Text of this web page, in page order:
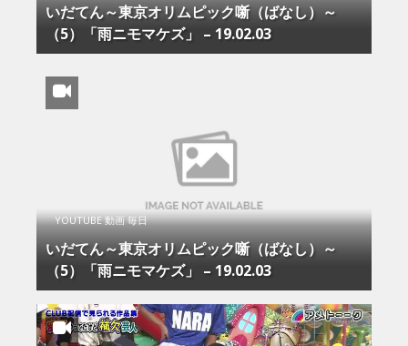
いだてん～東京オリムピック噺（ばなし）～
（5）「雨ニモマケズ」 – 19.02.03
YOUTUBE 動画 毎日
いだてん～東京オリムピック噺（ばなし）～
（5）「雨ニモマケズ」 – 19.02.03